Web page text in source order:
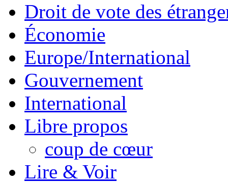
Droit de vote des
Économie
Europe/International
Gouvernement
International
Libre propos
coup de cœur
Lire & Voir